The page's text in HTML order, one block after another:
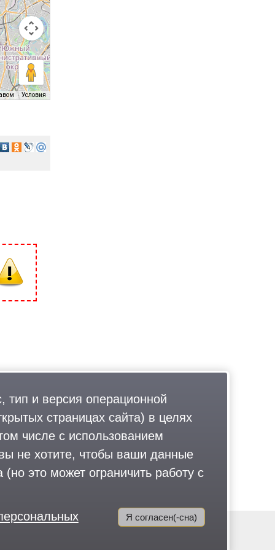
Условия
тип и версия операционной
страницах сайта) в целях
числе с использованием
не хотите, чтобы ваши данные
это может ограничить работу с
Я согласен(-сна)